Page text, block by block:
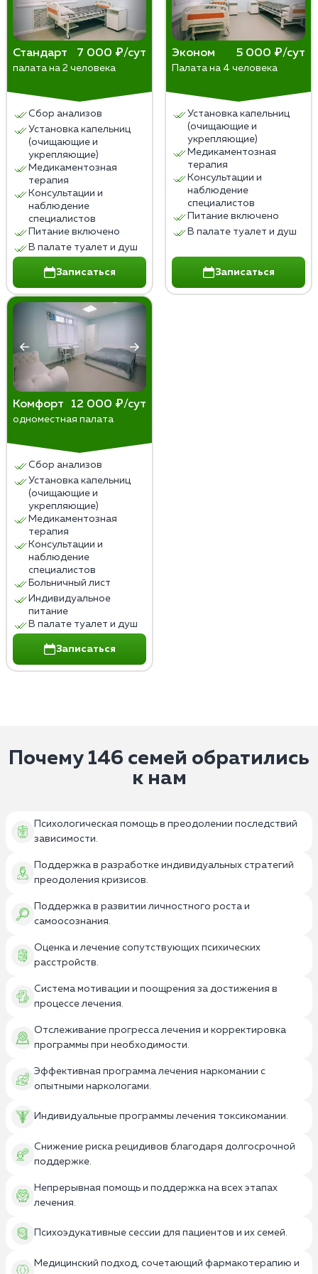
Стандарт 7 000 ₽/сут
палата на 2 человека
Сбор анализов
Установка капельниц
(очищающие и
укрепляющие)
Медикаментозная
терапия
Консультации и
наблюдение
специалистов
Питание включено
В палате туалет и душ
Записаться
Эконом 5 000 ₽/сут
Палата на 4 человека
Установка капельниц
(очищающие и
укрепляющие)
Медикаментозная
терапия
Консультации и
наблюдение
специалистов
Питание включено
В палате туалет и душ
Записаться
Комфорт 12 000 ₽/сут
одноместная палата
Сбор анализов
Установка капельниц
(очищающие и
укрепляющие)
Медикаментозная
терапия
Консультации и
наблюдение
специалистов
Больничный лист
Индивидуальное
питание
В палате туалет и душ
Записаться
Почему 146 семей обратились
к нам
Психологическая помощь в преодолении последствий
зависимости.
Поддержка в разработке индивидуальных стратегий
преодоления кризисов.
Поддержка в развитии личностного роста и
самоосознания.
Оценка и лечение сопутствующих психических
расстройств.
Система мотивации и поощрения за достижения в
процессе лечения.
Отслеживание прогресса лечения и корректировка
программы при необходимости.
Эффективная программа лечения наркомании с
опытными наркологами.
Индивидуальные программы лечения токсикомании.
Снижение риска рецидивов благодаря долгосрочной
поддержке.
Непрерывная помощь и поддержка на всех этапах
лечения.
Психоэдукативные сессии для пациентов и их семей.
Медицинский подход, сочетающий фармакотерапию и